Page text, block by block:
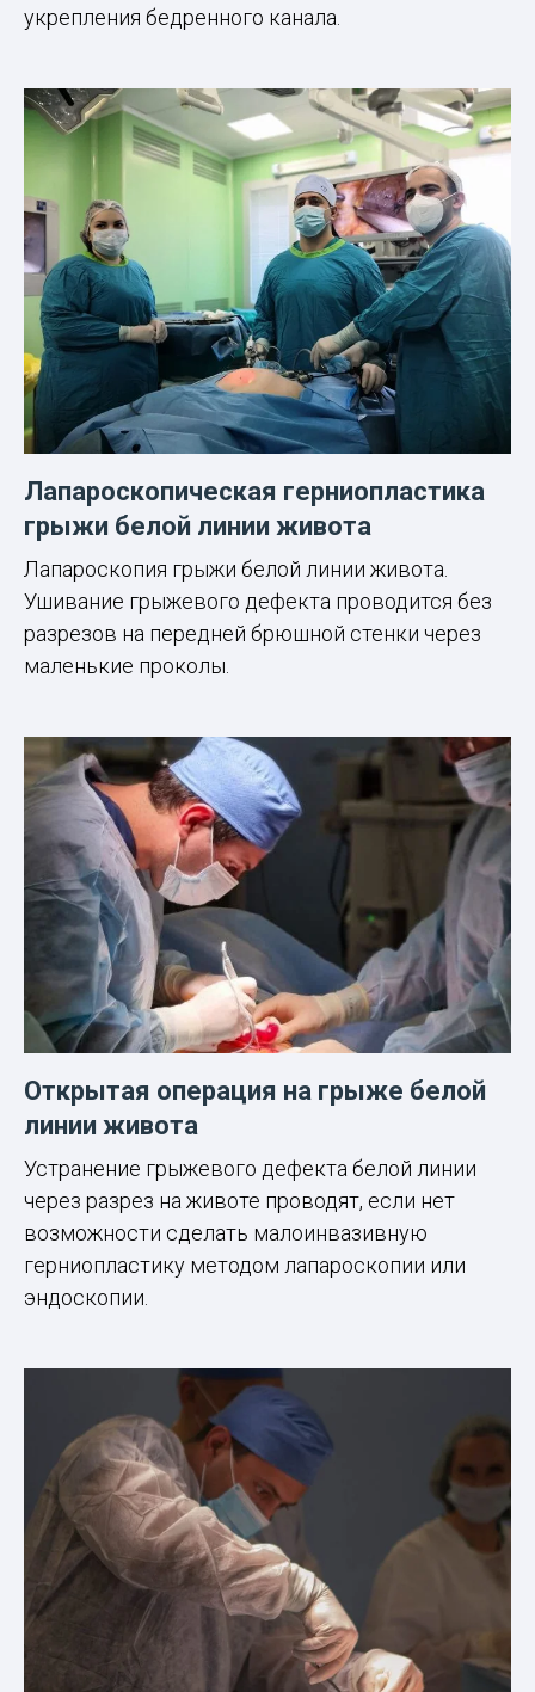
укрепления бедренного канала.
Лапароскопическая герниопластика
грыжи белой линии живота
Лапароскопия грыжи белой линии живота.
Ушивание грыжевого дефекта проводится без
разрезов на передней брюшной стенки через
маленькие проколы.
Открытая операция на грыже белой
линии живота
Устранение грыжевого дефекта белой линии
через разрез на животе проводят, если нет
возможности сделать малоинвазивную
герниопластику методом лапароскопии или
эндоскопии.